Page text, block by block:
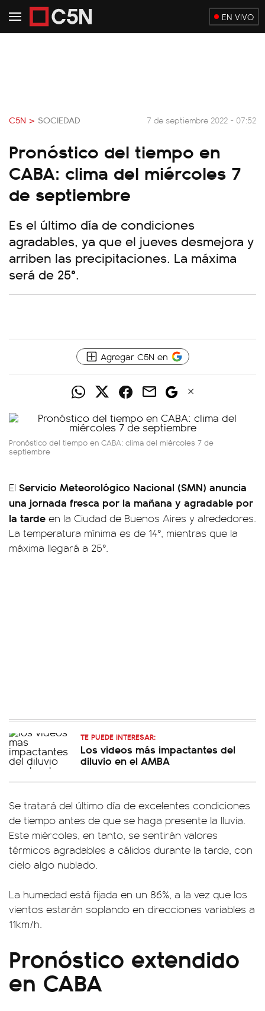
EN VIVO
C5N > SOCIEDAD 7 de septiembre 2022 - 07:52
Pronóstico del tiempo en
CABA: clima del miércoles 7
de septiembre
Es el último día de condiciones
agradables, ya que el jueves desmejora y
arriben las precipitaciones. La máxima
será de 25°.
Agregar C5N en
Pronóstico del tiempo en CABA: clima del miércoles 7 de
septiembre
El Servicio Meteorológico Nacional (SMN) anuncia
una jornada fresca por la mañana y agradable por
la tarde en la Ciudad de Buenos Aires y alrededores.
La temperatura mínima es de 14°, mientras que la
máxima llegará a 25°.
TE PUEDE INTERESAR:
Los videos más impactantes del
diluvio en el AMBA
Se tratará del último día de excelentes condiciones
de tiempo antes de que se haga presente la lluvia.
Este miércoles, en tanto, se sentirán valores
térmicos agradables a cálidos durante la tarde, con
cielo algo nublado.
La humedad está fijada en un 86%, a la vez que los
vientos estarán soplando en direcciones variables a
11km/h.
Pronóstico extendido
en CABA